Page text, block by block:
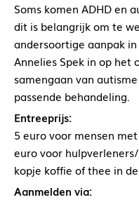
Soms komen ADHD en
dit is belangrijk om te
andersoortige aanpak
Annelies Spek in op het
samengaan van
passende behandeling.
Entreeprijs:
5 euro voor mensen
euro voor
kopje koffie of thee in
Aanmelden via: